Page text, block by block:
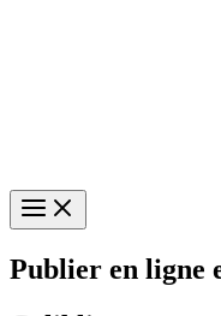
Publier en ligne